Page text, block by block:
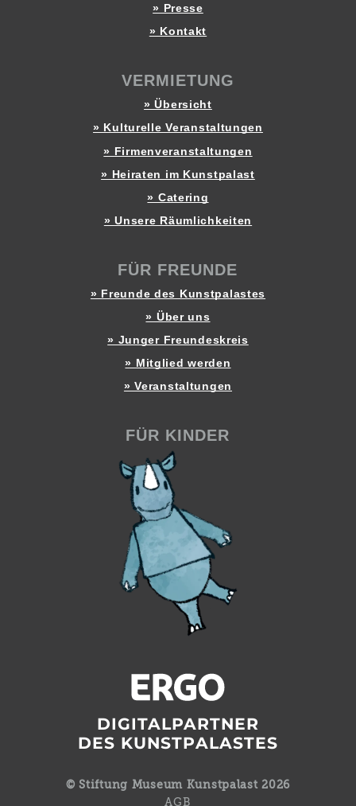
» Presse
» Kontakt
VERMIETUNG
» Übersicht
» Kulturelle Veranstaltungen
» Firmenveranstaltungen
» Heiraten im Kunstpalast
» Catering
» Unsere Räumlichkeiten
FÜR FREUNDE
» Freunde des Kunstpalastes
» Über uns
» Junger Freundeskreis
» Mitglied werden
» Veranstaltungen
FÜR KINDER
DIGITALPARTNER
DES KUNSTPALASTES
© Stiftung Museum Kunstpalast 2026
AGB